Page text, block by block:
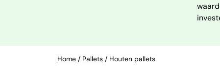
Home / Pallets / Houten pallets